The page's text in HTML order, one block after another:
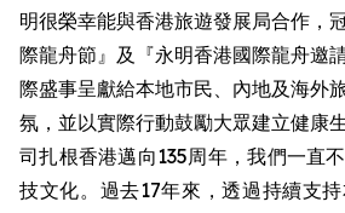
明很榮幸能與香港旅遊發展局合作，
際龍舟節』及『永明香港國際龍舟邀
際盛事呈獻給本地市民、內地及海外
氛，並以實際行動鼓勵大眾建立健康
司扎根香港邁向135周年，我們一直
技文化。過去17年來，透過持續支